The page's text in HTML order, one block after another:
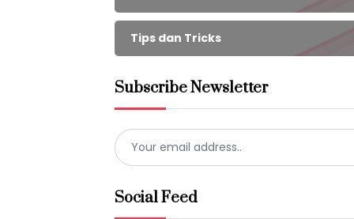
Tips dan Tricks
Subscribe Newsletter
Social Feed